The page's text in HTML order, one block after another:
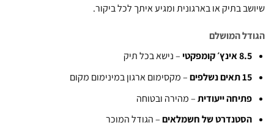
בתיק או בארגונית ומגיע איתך לכל ביקור.
המושלם
– נישא בכל תיק
– מקסימום ארגון במינימום מקום
ייעודית– מהירה ובטוחה
של חשמלאים– הגודל המוכר